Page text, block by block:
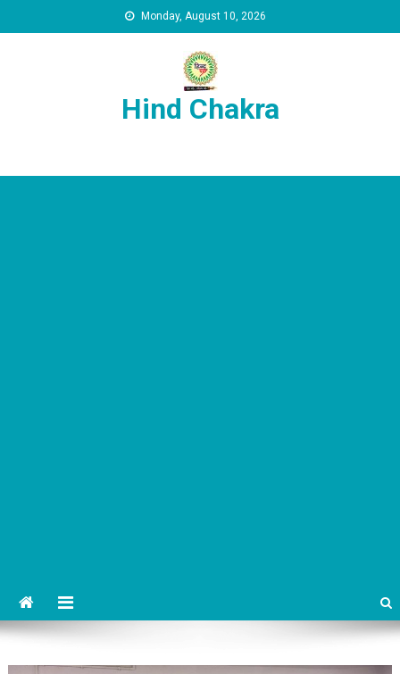
Monday, August 10, 2026
Hind Chakra